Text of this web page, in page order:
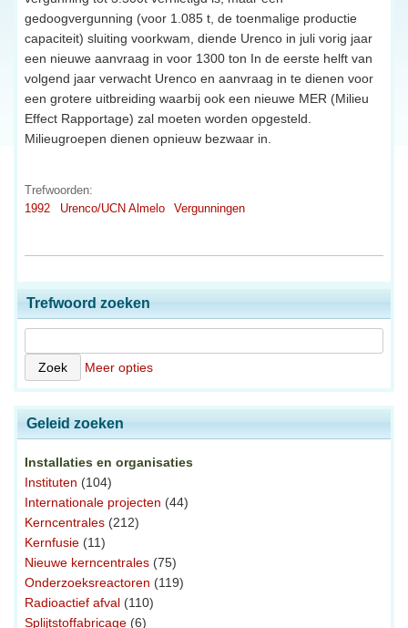
gedoogvergunning (voor 1.085 t, de toenmalige productie
capaciteit) sluiting voorkwam, diende Urenco in juli vorig jaar
een nieuwe aanvraag in voor 1300 ton In de eerste helft van
volgend jaar verwacht Urenco en aanvraag in te dienen voor
een grotere uitbreiding waarbij ook een nieuwe MER (Milieu
Effect Rapportage) zal moeten worden opgesteld.
Milieugroepen dienen opnieuw bezwaar in.
Trefwoorden:
1992
Urenco/UCN Almelo Vergunningen
Trefwoord zoeken
Meer opties
Geleid zoeken
Installaties en organisaties
Instituten (104)
Internationale projecten (44)
Kerncentrales (212)
Kernfusie (11)
Nieuwe kerncentrales (75)
Onderzoeksreactoren (119)
Radioactief afval (110)
Splijtstoffabricage (6)